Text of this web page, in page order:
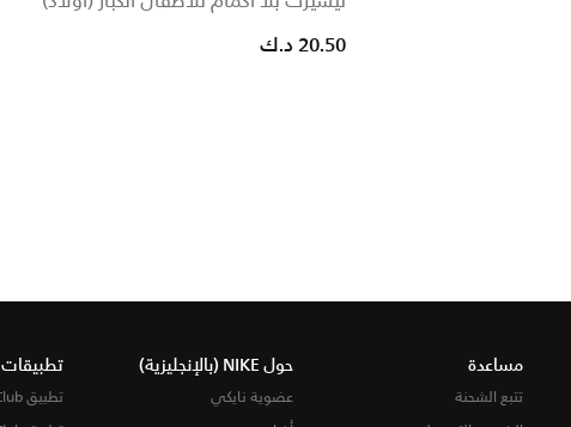
20.50 د.ك
مساعدة
تتبع الشحنة
حول NIKE (بالإنجليزية)
عضوية نايكي
تطبيقات NIKE
تطبيق Nike Run Club